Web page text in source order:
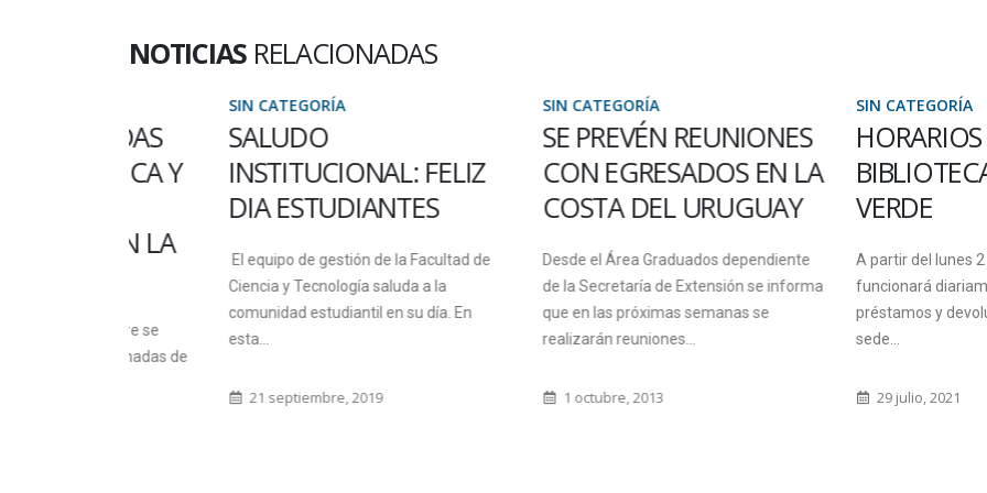
NOTICIAS RELACIONADAS
SIN CATEGORÍA
SALUDO
INSTITUCIONAL: FELIZ
DIA ESTUDIANTES
El equipo de gestión de la Facultad de
Ciencia y Tecnología saluda a la
comunidad estudiantil en su día. En
esta...
21 septiembre, 2019
SIN CATEGORÍA
SE PREVÉN REUNIONES
CON EGRESADOS EN LA
COSTA DEL URUGUAY
Desde el Área Graduados dependiente
de la Secretaría de Extensión se informa
que en las próximas semanas se
realizarán reuniones...
1 octubre, 2013
SIN CATEGORÍA
HORARIOS DE LA
BIBLIOTECA DE
VERDE
A partir del lunes 2 de agosto,
funcionará diariamente el
préstamos y devolución de libros
29 julio, 2021